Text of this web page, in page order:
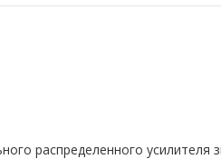
распределенного усилителя